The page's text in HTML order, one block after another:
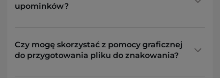
upominków?
Czy mogę skorzystać z pomocy graficznej
do przygotowania pliku do znakowania?